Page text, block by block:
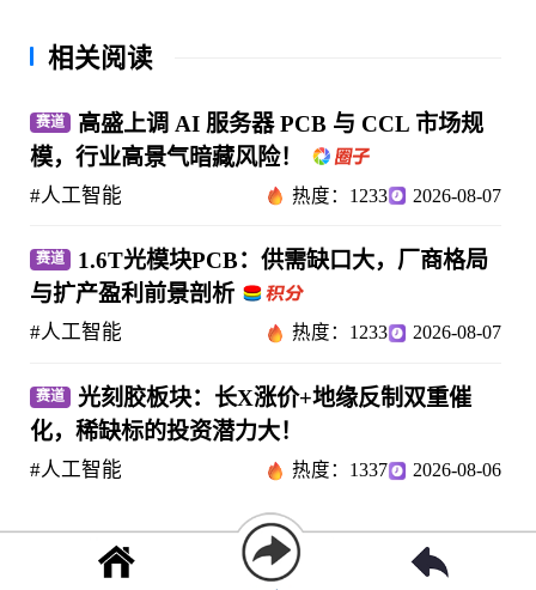
相关阅读
赛道
高盛上调 AI 服务器 PCB 与 CCL 市场规
模，行业高景气暗藏风险！
#人工智能 热度：1233 2026-08-07
赛道
1.6T光模块PCB：供需缺口大，厂商格局
与扩产盈利前景剖析
#人工智能 热度：1233 2026-08-07
赛道
光刻胶板块：长X涨价+地缘反制双重催
化，稀缺标的投资潜力大！
#人工智能 热度：1337 2026-08-06